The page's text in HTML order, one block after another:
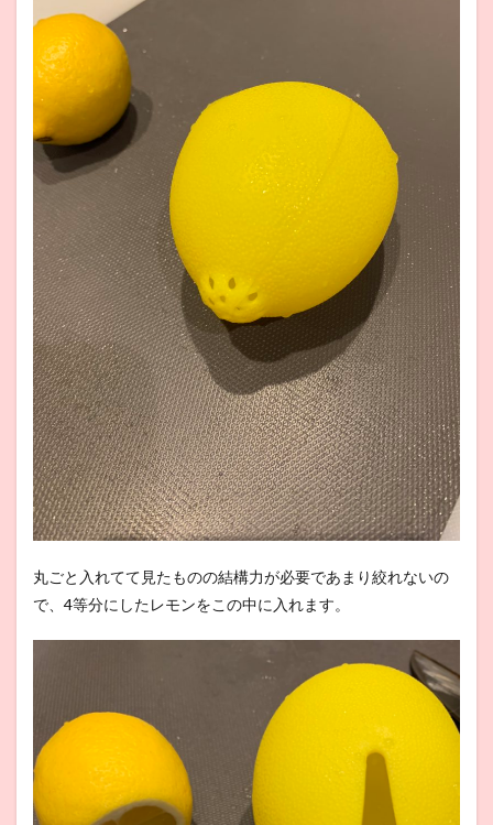
丸ごと入れてて見たものの結構力が必要であまり絞れないの
で、4等分にしたレモンをこの中に入れます。